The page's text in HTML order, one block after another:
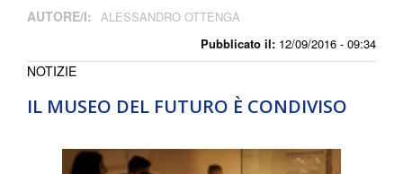
Pubblicato il: 12/09/2016 - 09:34
AUTORE/I: ALESSANDRO OTTENGA
IL MUSEO DEL FUTURO È CONDIVISO
NOTIZIE